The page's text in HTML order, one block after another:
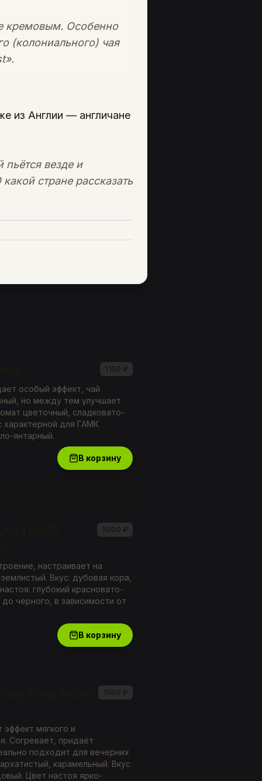
кремовым. Особенно
(колониального) чая
из Англии — англичане
везде и
стране рассказать
1150 ₽
особый эффект, чай
но между тем улучшает
цветочный, сладковато-
характерной для ГАМК
янтарный.
В корзину
1000 ₽
настраивает на
Вкус: дубовая кора,
глубокий красновато-
черного, в зависимости от
В корзину
1500 ₽
мягкого и
Согревает, придаёт
подходит для вечерних
карамельный. Вкус
Цвет настоя ярко-